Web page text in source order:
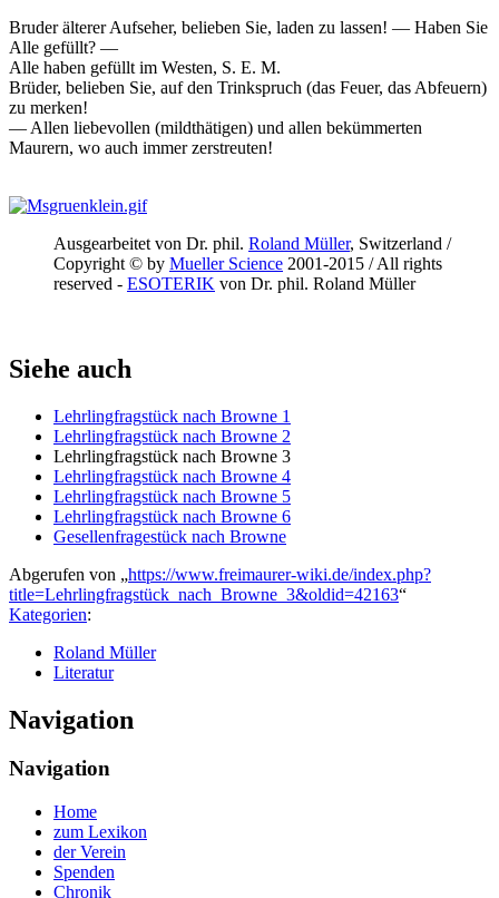
Bruder älterer Aufseher, belieben Sie, laden zu lassen! — Haben Sie
Alle gefüllt? —
Alle haben gefüllt im Westen, S. E. M.
Brüder, belieben Sie, auf den Trinkspruch (das Feuer, das Abfeuern)
zu merken!
— Allen liebevollen (mildthätigen) und allen bekümmerten
Maurern, wo auch immer zerstreuten!
Ausgearbeitet von Dr. phil. Roland Müller, Switzerland /
Copyright © by Mueller Science 2001-2015 / All rights
reserved - ESOTERIK von Dr. phil. Roland Müller
Siehe auch
Lehrlingfragstück nach Browne 1
Lehrlingfragstück nach Browne 2
Lehrlingfragstück nach Browne 3
Lehrlingfragstück nach Browne 4
Lehrlingfragstück nach Browne 5
Lehrlingfragstück nach Browne 6
Gesellenfragestück nach Browne
Abgerufen von „https://www.freimaurer-wiki.de/index.php?
title=Lehrlingfragstück_nach_Browne_3&oldid=42163“
Kategorien:
Roland Müller
Literatur
Navigation
Navigation
Home
zum Lexikon
der Verein
Spenden
Chronik